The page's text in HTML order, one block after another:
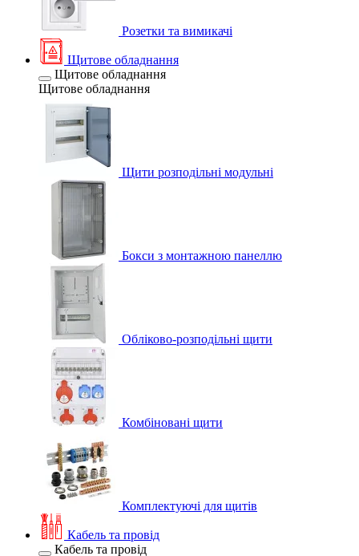
Розетки та вимикачі
Щитове обладнання
Щитове обладнання
Щитове обладнання
Щити розподільні модульні
Бокси з монтажною панеллю
Обліково-розподільні щити
Комбіновані щити
Комплектуючі для щитів
Кабель та провід
Кабель та провід